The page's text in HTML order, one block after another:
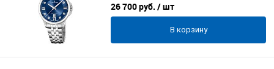
26 700 руб. / шт
В корзину